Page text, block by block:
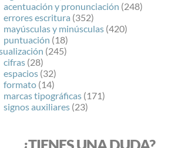
acentuación y pronunciación (248)
errores escritura (352)
mayúsculas y minúsculas (420)
puntuación (18)
(245)
cifras (28)
espacios (32)
formato (14)
marcas tipográficas (171)
signos auxiliares (23)
¿TIENES UNA DUDA?